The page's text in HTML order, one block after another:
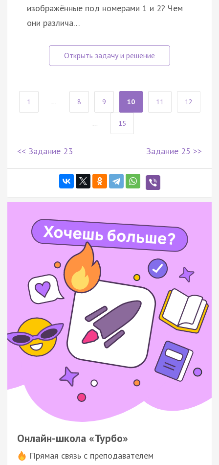
изображённые под номерами 1 и 2? Чем
они различа…
1 ... 8 9 10 11 12
... 15
<< Задание 23 Задание 25 >>
Онлайн-школа «Турбо»
Прямая связь с преподавателем